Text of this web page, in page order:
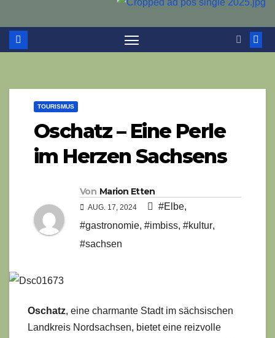
TOURISMUS
Oschatz – Eine Perle
im Herzen Sachsens
Von Marion Etten
AUG. 17, 2024 #Elbe,
#gastronomie, #imbiss, #kultur,
#sachsen
Oschatz, eine charmante Stadt im sächsischen
Landkreis Nordsachsen, bietet eine reizvolle